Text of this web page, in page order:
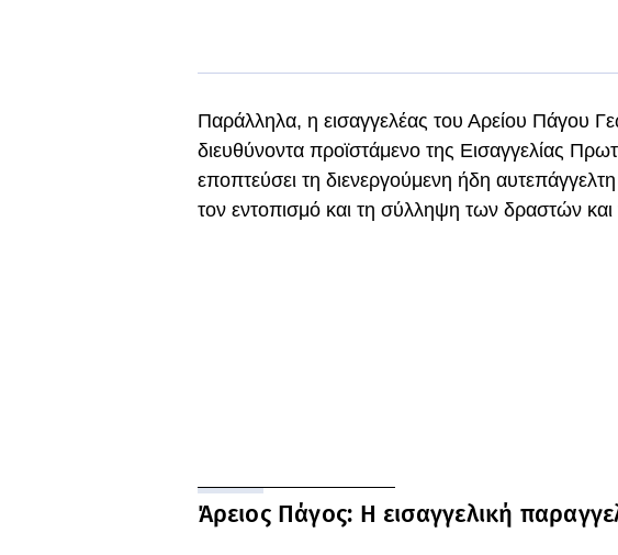
Παράλληλα, η εισαγγελέας του Αρείου Πάγου
διευθύνοντα προϊστάμενο της Εισαγγελίας
εποπτεύσει τη διενεργούμενη ήδη
τον εντοπισμό και τη σύλληψη των δραστών και
Άρειος Πάγος: Η εισαγγελική